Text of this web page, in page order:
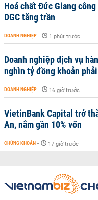
Hoá chất Đức Giang
DGC tăng trần
DOANH NGHIỆP - 1 phút trước
Doanh nghiệp dịch vụ
nghìn tỷ đồng khoản
DOANH NGHIỆP - 16 giờ trước
VietinBank Capital trở
An, nắm gần 10% vốn
CHỨNG KHOÁN - 17 giờ trước